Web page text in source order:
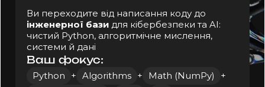
Observability AI-моделей
Ключові навички:
Adversarial ML Basics
Prompt & API Security
Pentesting Fundamentals
SOC & Incident Response для AI-подій
На практиці:
картуватимете ризики AI-продукту й
готуватимете техніко-юридичні звіти
проєктуватимете політики доступу до
моделей, даних, агентів
Ви переходите від написання коду до
інженерної бази для кібербезпеки та AI:
чистий Python, алгоритмічне мислення,
системи й дані
Ваш фокус:
Python + Algorithms + Math (NumPy)
+